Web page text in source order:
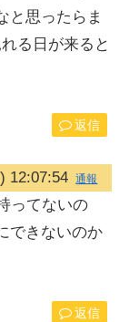
と思ったらま
る日が来ると
返信
12:07:54 通報
ってないの
できないのか
返信